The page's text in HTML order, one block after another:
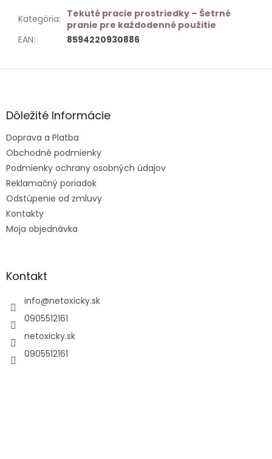
Kategória: Tekuté pracie prostriedky – Šetrné
pranie pre každodenné použitie
EAN: 8594220930886
Z
ä
e
Dôležité Informácie
Doprava a Platba
Obchodné podmienky
Podmienky ochrany osobných údajov
Reklamačný poriadok
Odstúpenie od zmluvy
Kontakty
Moja objednávka
Kontakt
info@netoxicky.sk
0905512161
netoxicky.sk
0905512161